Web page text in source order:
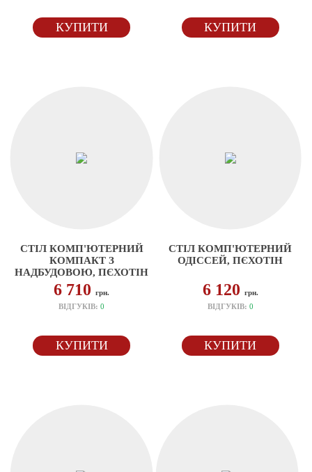
КУПИТИ КУПИТИ
СТІЛ КОМП'ЮТЕРНИЙ
КОМПАКТ З
НАДБУДОВОЮ, ПЄХОТІН
6 710грн.
ВІДГУКІВ:0
КУПИТИ
СТІЛ КОМП'ЮТЕРНИЙ
ОДІССЕЙ, ПЄХОТІН
6 120 грн.
ВІДГУКІВ: 0
КУПИТИ